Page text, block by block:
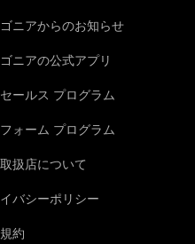
ニアからのお知らせ
ニアの公式アプリ
ールス プログラム
ォーム プログラム
扱店について
バシーポリシー
約